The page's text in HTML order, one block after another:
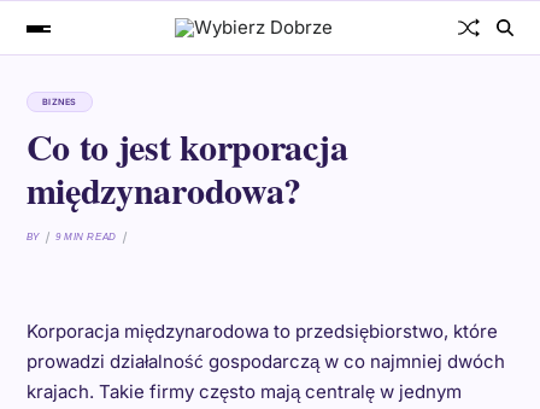
BIZNES
Co to jest korporacja
międzynarodowa?
BY 9 MIN READ
Korporacja międzynarodowa to przedsiębiorstwo, które
prowadzi działalność gospodarczą w co najmniej dwóch
krajach. Takie firmy często mają centralę w jednym